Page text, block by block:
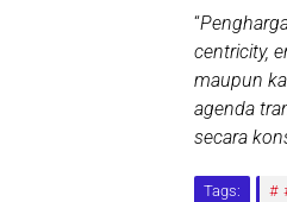
“
centricity,
maupun
agenda
secara
Tags: